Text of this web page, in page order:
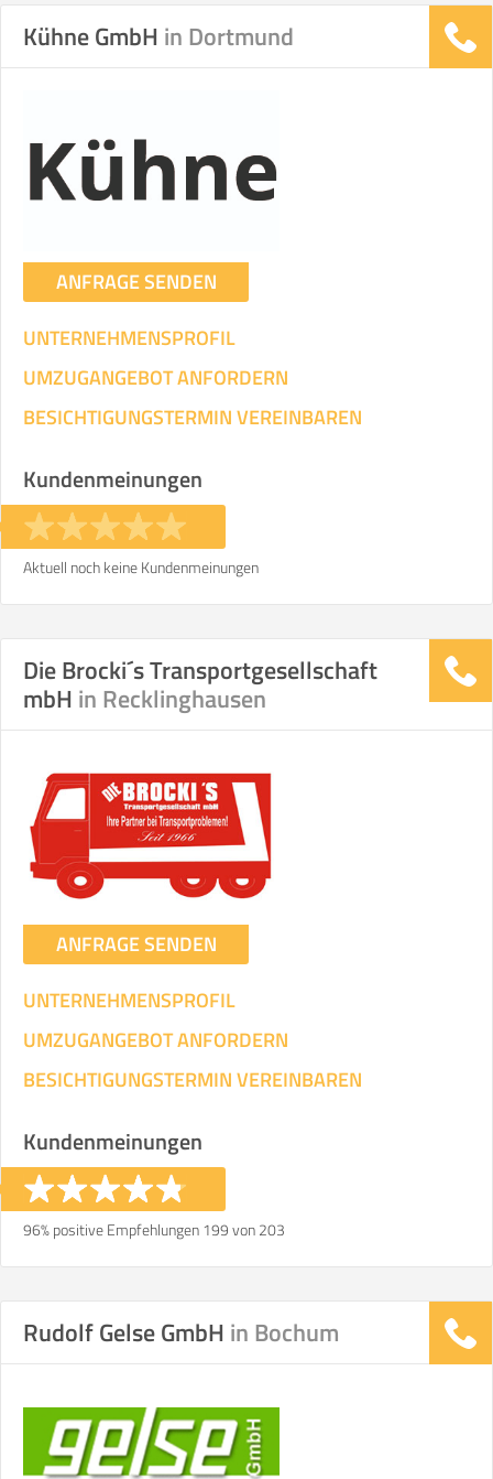
ICH WILL SELBST UMZIEHEN
Mit Umzugsunternehmen
Stunden
KOSTENSCHÄTZUNG:
ICH MÖCHTE ANGEBOTE ANFORDERN
SO ERRECHNET SICH DIE KOSTENSCHÄTZUNG
Kühne GmbH in Dortmund
ANFRAGE SENDEN
UNTERNEHMENSPROFIL
UMZUGANGEBOT ANFORDERN
BESICHTIGUNGSTERMIN VEREINBAREN
Kundenmeinungen
Aktuell noch keine Kundenmeinungen
Die Brocki´s Transportgesellschaft
mbH in Recklinghausen
ANFRAGE SENDEN
UNTERNEHMENSPROFIL
UMZUGANGEBOT ANFORDERN
BESICHTIGUNGSTERMIN VEREINBAREN
Kundenmeinungen
96% positive Empfehlungen 199 von 203
Rudolf Gelse GmbH in Bochum